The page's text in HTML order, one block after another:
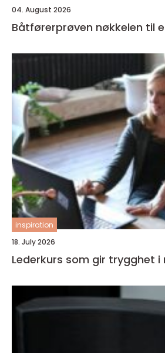
04. August 2026
Båtførerprøven
inspiration
18. July 2026
Lederkurs som gir trygghet i